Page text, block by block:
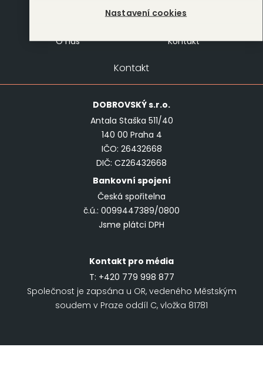
Nastavení cookies
Kariéra
O nás
Kontakt
Kontakt
DOBROVSKÝs.r.o.
Antala Staška 511/40
140 00 Praha 4
IČO: 26432668
DIČ: CZ26432668
Bankovní spojení
Česká spořitelna
č.ú.: 0099447389/0800
Jsme plátci DPH
Kontakt pro média
T: +420 779 998 877
Společnost je zapsána u OR, vedeného Městským
soudem v Praze oddíl C, vložka 81781